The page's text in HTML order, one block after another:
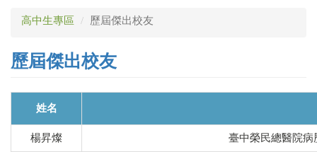
高中生專區 歷屆傑出校友
歷屆傑出校友
姓名
楊昇燦 臺中榮民總醫院